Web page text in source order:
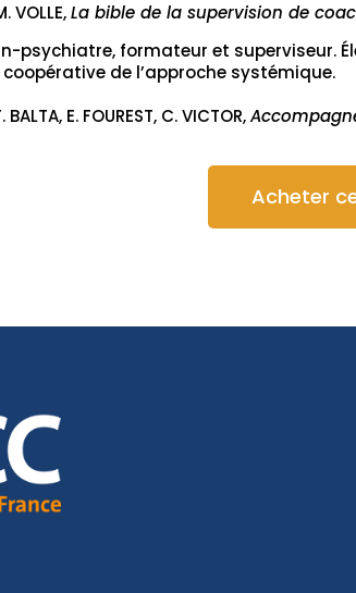
VOLLE,La bible de la supervision de
psychiatre, formateur et superviseur.
de l’approche systémique.
E. FOUREST, C. VICTOR,
Acheter